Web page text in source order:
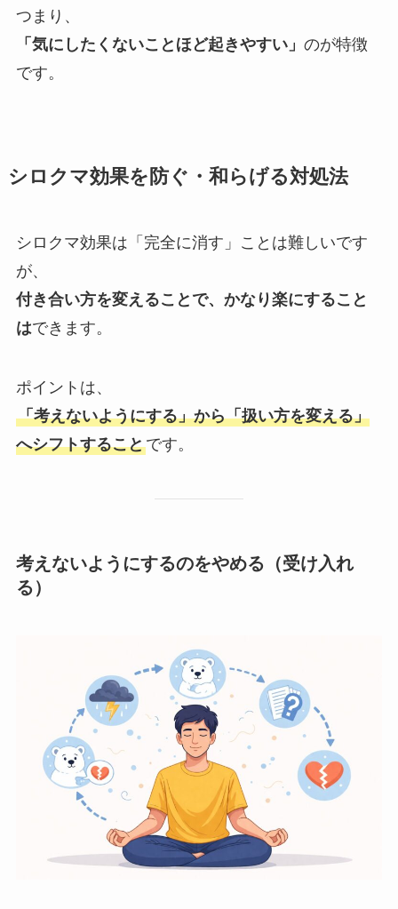
つまり、
「気にしたくないことほど起きやすい」 のが特徴
です。
シロクマ効果を防ぐ・和らげる対処法
シロクマ効果は「完全に消す」ことは難しいです
が、
付き合い方を変えることで、かなり楽にすること
はできます。
ポイントは、
「考えないようにする」から「扱い方を変える」
へシフトすることです。
考えないようにするのをやめる（受け入れ
る）